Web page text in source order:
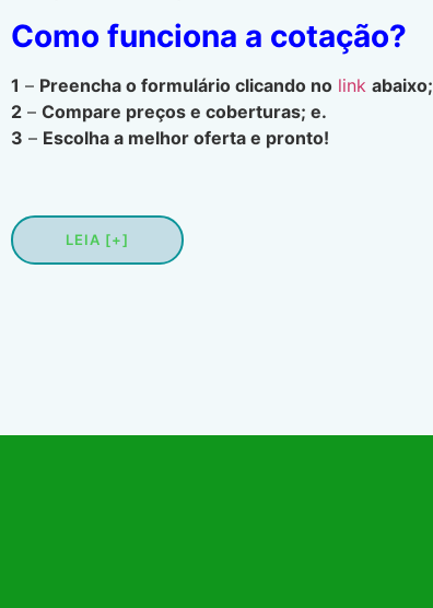
Como funciona a cotação?
1 – Preencha o formulário clicando no link abaixo;
2 – Compare preços e coberturas; e.
3 – Escolha a melhor oferta e pronto!
LEIA [+]